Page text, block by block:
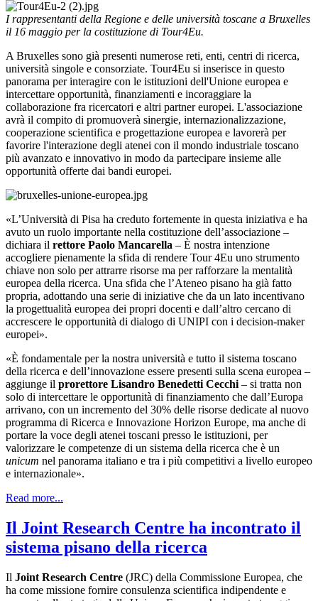
I rappresentanti della Regione e delle università toscane a Bruxelles
il 16 maggio per la costituzione di Tour4Eu.
A Bruxelles sono già presenti numerose reti, enti, centri di ricerca,
università singole e consorziate. Tour4Eu si inserisce in questo
panorama per interagire con le istituzioni dell'Unione europea e
intercettare opportunità, finanziamenti e incoraggiare la
collaborazione fra ricercatori e altri partner europei. L'associazione
avrà il compito di promuoverà sinergie, internazionalizzazione,
cooperazione scientifica e progettazione europea e lavorerà per
favorire l'interazione degli atenei con il mondo industriale toscano
più avanzato e innovativo in modo da partecipare insieme alle
opportunità offerte dai bandi europei.
«L’Università di Pisa ha creduto fortemente in questa iniziativa e ha
avuto un ruolo importante nella costituzione dell’associazione –
dichiara il rettore Paolo Mancarella – È nostra intenzione
accogliere pienamente la sfida di rendere Tour 4Eu uno strumento
chiave non solo per attrarre risorse ma per rafforzare la mentalità
europea della ricerca. Una sfida che l’Ateneo pisano ha già fatto
propria, adottando una serie di iniziative che da un lato incentivano
la progettualità europea dei propri docenti e dall’altro cercano di
accrescere le opportunità di dialogo di UNIPI con i decision-maker
europei».
«È fondamentale per la nostra università e tutto il sistema toscano
della ricerca e dell’innovazione essere presenti sulla scena europea –
aggiunge il prorettore Lisandro Benedetti Cecchi – si tratta non
solo di intercettare le opportunità di finanziamento che dall’Europa
arrivano, con un incremento del 30% delle risorse dedicate al nuovo
programma di Ricerca e Innovazione Horizon Europe, ma anche di
portare la voce degli atenei toscani presso le istituzioni, per
valorizzare le competenze di un sistema della ricerca che è un
unicum nel panorama italiano e tra i più competitivi a livello europeo
e internazionale».
Read more...
Il Joint Research Centre ha incontrato il
sistema pisano della ricerca
Il Joint Research Centre (JRC) della Commissione Europea, che
ha come missione fornire consulenza scientifica indipendente e